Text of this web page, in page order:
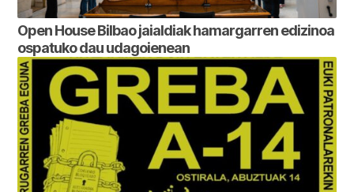
Open House Bilbao jaialdiak hamargarren edizinoa
ospatuko dau udagoienean